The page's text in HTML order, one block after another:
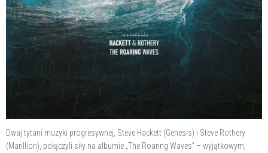
Dwaj tytani muzyki progresywnej, Steve Hackett (Genesis) i Steve Rothery
(Marillion), połączyli siły na albumie „The Roaring Waves” – wyjątkowym,